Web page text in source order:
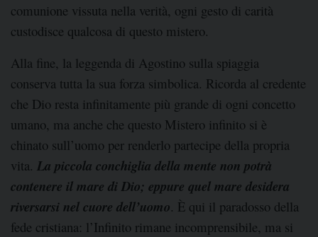
comunione vissuta nella verità, ogni gesto di carità
custodisce qualcosa di questo mistero.
Alla fine, la leggenda di Agostino sulla spiaggia
conserva tutta la sua forza simbolica. Ricorda al credente
che Dio resta infinitamente più grande di ogni concetto
umano, ma anche che questo Mistero infinito si è
chinato sull’uomo per renderlo partecipe della propria
vita. La piccola conchiglia della mente non potrà
contenere il mare di Dio; eppure quel mare desidera
riversarsi nel cuore dell’uomo. È qui il paradosso della
fede cristiana: l’Infinito rimane incomprensibile, ma si